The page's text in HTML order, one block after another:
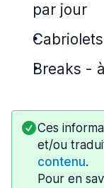
par jour
Cabriolets
Breaks -
Ces
et/ou
contenu.
Pour en